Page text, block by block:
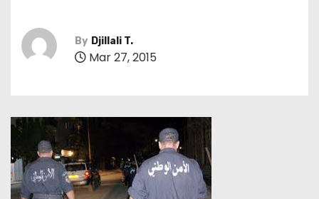
By Djillali T.
Mar 27, 2015